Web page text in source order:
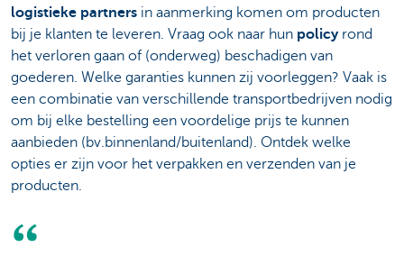
logistieke partners in aanmerking komen om producten
bij je klanten te leveren. Vraag ook naar hun policy rond
het verloren gaan of (onderweg) beschadigen van
goederen. Welke garanties kunnen zij voorleggen? Vaak is
een combinatie van verschillende transportbedrijven nodig
om bij elke bestelling een voordelige prijs te kunnen
aanbieden (bv.binnenland/buitenland). Ontdek welke
opties er zijn voor het verpakken en verzenden van je
producten.